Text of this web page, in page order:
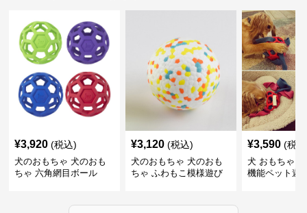
¥3,920 (税込)
犬のおもちゃ 犬のおも
ちゃ 六角網目ボール
¥3,120 (税込)
犬のおもちゃ 犬のおも
ちゃ ふわもこ模様遊び
¥3,590 (税
犬 おもちゃ
機能ペット遊